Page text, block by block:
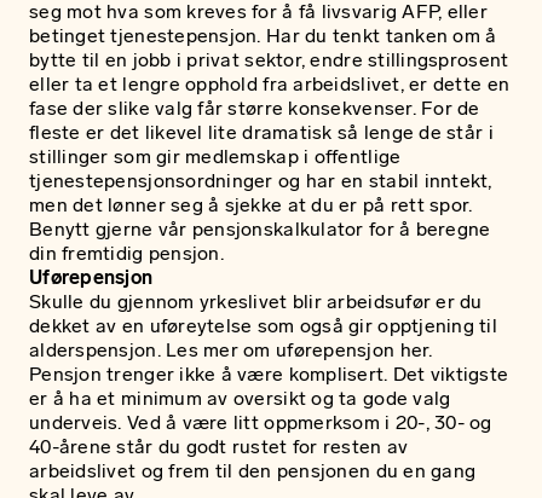
seg mot hva som kreves for å få livsvarig AFP, eller
betinget tjenestepensjon. Har du tenkt tanken om å
bytte til en jobb i privat sektor, endre stillingsprosent
eller ta et lengre opphold fra arbeidslivet, er dette en
fase der slike valg får større konsekvenser. For de
fleste er det likevel lite dramatisk så lenge de står i
stillinger som gir medlemskap i offentlige
tjenestepensjonsordninger og har en stabil inntekt,
men det lønner seg å sjekke at du er på rett spor.
Benytt gjerne vår pensjonskalkulator for å beregne
din fremtidig pensjon.
Uførepensjon
Skulle du gjennom yrkeslivet blir arbeidsufør er du
dekket av en uføreytelse som også gir opptjening til
alderspensjon. Les mer om uførepensjon her.
Pensjon trenger ikke å være komplisert. Det viktigste
er å ha et minimum av oversikt og ta gode valg
underveis. Ved å være litt oppmerksom i 20-, 30- og
40-årene står du godt rustet for resten av
arbeidslivet og frem til den pensjonen du en gang